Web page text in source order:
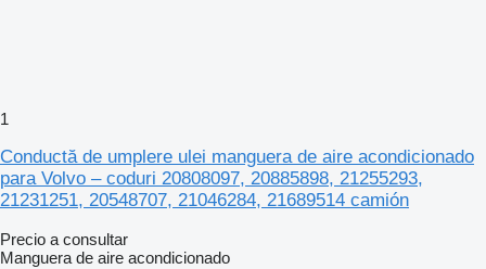
1
Conductă de umplere ulei manguera de aire acondicionado
para Volvo – coduri 20808097, 20885898, 21255293,
21231251, 20548707, 21046284, 21689514 camión
Precio a consultar
Manguera de aire acondicionado